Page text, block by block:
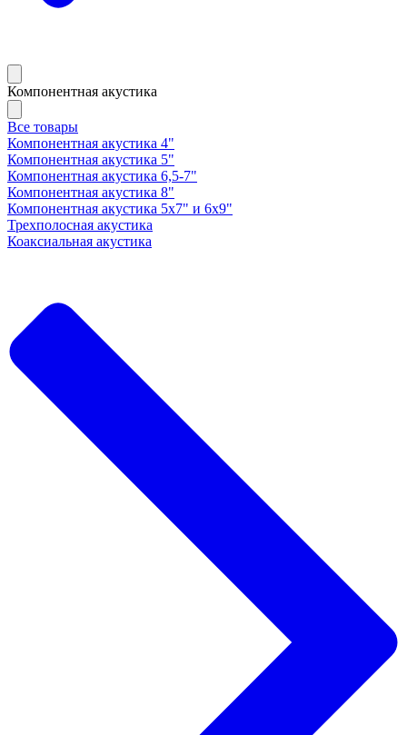
Компонентная акустика
Все товары
Компонентная акустика 4"
Компонентная акустика 5"
Компонентная акустика 6,5-7"
Компонентная акустика 8"
Компонентная акустика 5х7" и 6х9"
Трехполосная акустика
Коаксиальная акустика